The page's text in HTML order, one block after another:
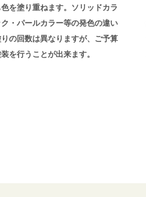
を塗り重ねます。ソリッドカラ
・パールカラー等の発色の違い
の回数は異なりますが、ご予算
を行うことが出来ます。